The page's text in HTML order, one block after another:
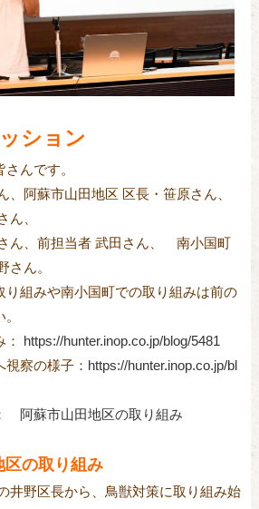
ション
んです。
、阿蘇市山田地区 区長・笹原さん、
ん、
ん、前担当者 武田さん、 南小国町
さん。
り組みや南小国町での取り組みは前の
： https://hunter.inop.co.jp/blog/5481
察の様子： https://hunter.inop.co.jp/bl
阿蘇市山田地区の取り組み
区の取り組み
井野区長から、鳥獣対策に取り組み始